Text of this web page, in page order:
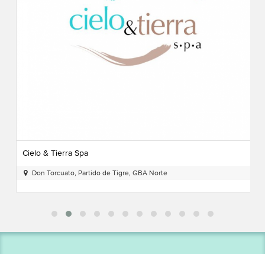
Cielo & Tierra Spa
Spa Urbano en Don Torcuato, Tigre, Zona Norte
Don Torcuato, Partido de Tigre, GBA Norte